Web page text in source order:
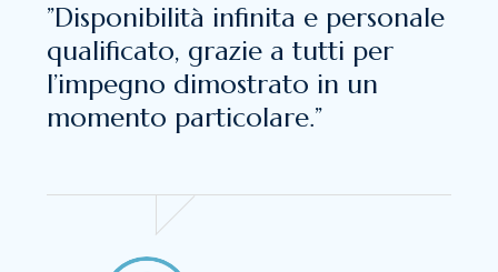
”Disponibilità infinita e personale
qualificato, grazie a tutti per
l’impegno dimostrato in un
momento particolare.”